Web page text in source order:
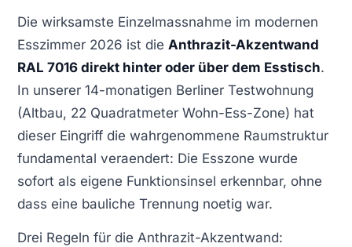
Die wirksamste Einzelmassnahme im modernen
Esszimmer 2026 ist die Anthrazit-Akzentwand
RAL 7016 direkt hinter oder über dem Esstisch.
In unserer 14-monatigen Berliner Testwohnung
(Altbau, 22 Quadratmeter Wohn-Ess-Zone) hat
dieser Eingriff die wahrgenommene Raumstruktur
fundamental veraendert: Die Esszone wurde
sofort als eigene Funktionsinsel erkennbar, ohne
dass eine bauliche Trennung noetig war.
Drei Regeln für die Anthrazit-Akzentwand: